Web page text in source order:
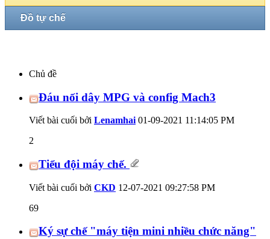
Đồ tự chế
Chủ đề
Đáu nối dây MPG và config Mach3
Viết bài cuối bởi Lenamhai 01-09-2021 11:14:05 PM
2
Tiểu đội máy chế.
Viết bài cuối bởi CKD 12-07-2021 09:27:58 PM
69
Ký sự chế "máy tiện mini nhiều chức năng"